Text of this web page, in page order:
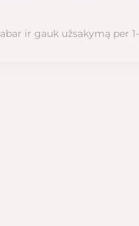
ir gauk užsakymą per